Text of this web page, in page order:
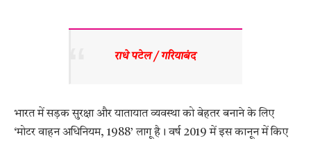
राधे पटेल / गरियाबंद
भारत में सड़क सुरक्षा और यातायात व्यवस्था को बेहतर बनाने के लिए
‘मोटर वाहन अधिनियम, 1988’ लागू है। वर्ष 2019 में इस कानून में किए